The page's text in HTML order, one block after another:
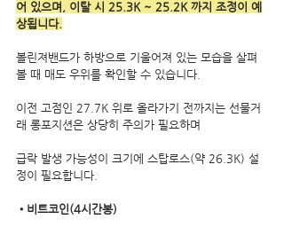
어 있으며, 이탈 시 25.3K ~ 25.2K 까지 조정이 예
상됩니다.
볼린져밴드가 하방으로 기울어져 있는 모습을 살펴
볼 때 매도 우위를 확인할 수 있습니다.
이전 고점인 27.7K 위로 올라가기 전까지는 선물거
래 롱포지션은 상당히 주의가 필요하며
급락 발생 가능성이 크기에 스탑로스(약 26.3K) 설
정이 필요합니다.
•비트코인(4시간봉)